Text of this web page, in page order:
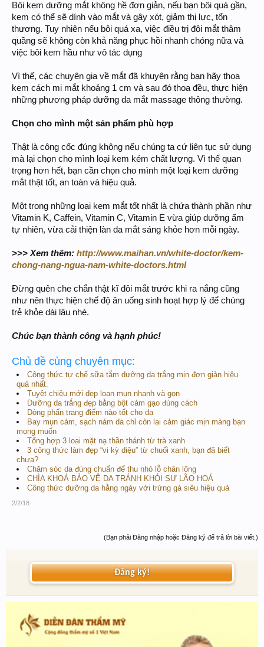
Bôi kem dưỡng mắt không hề đơn giản, nếu bạn bôi quá gần,
kem có thể sẽ dính vào mắt và gây xót, giảm thị lực, tổn
thương. Tuy nhiên nếu bôi quá xa, việc điều trị đôi mắt thâm
quầng sẽ không còn khả năng phục hồi nhanh chóng nữa và
việc bôi kem hầu như vô tác dụng
Vì thế, các chuyên gia về mắt đã khuyên rằng bạn hãy thoa
kem cách mi mắt khoảng 1 cm và sau đó thoa đều, thực hiện
những phương pháp dưỡng da mắt massage thông thường.
Chọn cho mình một sản phẩm phù hợp
Thật là công cốc đúng không nếu chúng ta cứ liên tục sử dụng
mà lại chọn cho mình loại kem kém chất lượng. Vì thế quan
trọng hơn hết, bạn cần chọn cho mình một loại kem dưỡng
mắt thật tốt, an toàn và hiệu quả.
Một trong những loại kem mắt tốt nhất là chứa thành phần như
Vitamin K, Caffein, Vitamin C, Vitamin E vừa giúp dưỡng ẩm
tự nhiên, vừa cải thiện làn da mắt sáng khỏe hơn mỗi ngày.
>>> Xem thêm: http://www.maihan.vn/white-doctor/kem-
chong-nang-ngua-nam-white-doctors.html
Đừng quên che chắn thật kĩ đôi mắt trước khi ra nắng cũng
như nên thực hiện chế độ ăn uống sinh hoạt hợp lý để chúng
trẻ khỏe dài lâu nhé.
Chúc bạn thành công và hạnh phúc!
Chủ đề cùng chuyên mục:
Công thức tự chế sữa tắm dưỡng da trắng mịn đơn giản hiệu
quả nhất.
Tuyệt chiêu mới dẹp loạn mụn nhanh và gọn
Dưỡng da trắng đẹp bằng bột cám gạo đúng cách
Dòng phấn trang điểm nào tốt cho da
Bay mụn cám, sạch nám da chỉ còn lại cảm giác mịn màng bạn
mong muốn
Tổng hợp 3 loại mặt nạ thần thánh từ trà xanh
3 công thức làm đẹp “vi kỳ diệu” từ chuối xanh, bạn đã biết
chưa?
Chăm sóc da đúng chuẩn để thu nhỏ lỗ chân lông
CHÌA KHOÁ BẢO VỆ DA TRÁNH KHỎI SỰ LÃO HOÁ
Công thức dưỡng da hằng ngày với trứng gà siêu hiệu quả
2/2/18
(Bạn phải Đăng nhập hoặc Đăng ký để trả lời bài viết.)
Đăng ký!